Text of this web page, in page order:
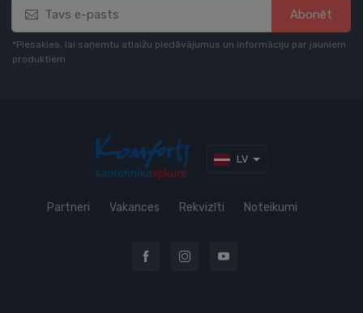
Abonēt
*Piesakies, lai saņemtu atlaižu piedāvājumus un informāciju par jauniem
produktiem
LV
Partneri Vakances Rekvizīti Noteikumi